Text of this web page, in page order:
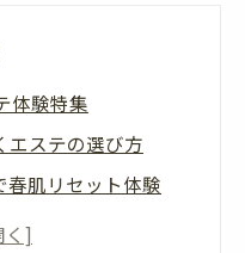
体験特集
エステの選び方
春肌リセット体験
の揺らぎ肌対策